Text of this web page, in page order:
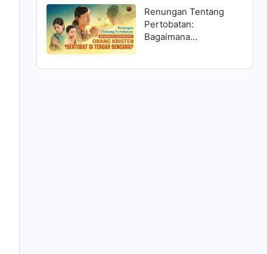
Menyambut Tuhan?
Renungan Tentang
Pertobatan:
Bagaimana